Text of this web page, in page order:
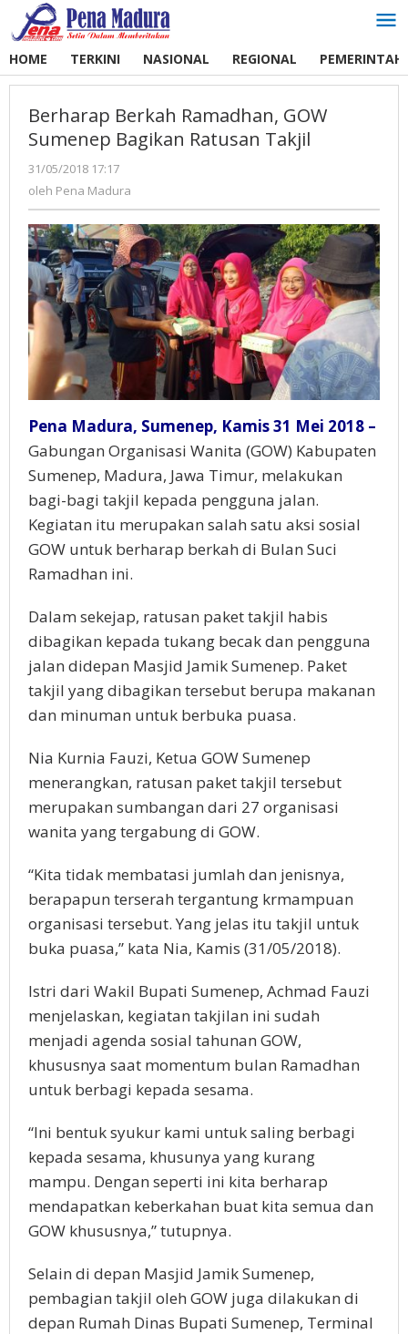
Lewati
ke
HOME TERKINI NASIONAL REGIONAL
Berharap Berkah Ramadhan, GOW
Sumenep Bagikan Ratusan Takjil
31/05/2018 17:17
Pena
oleh Pena Madura
Pena Madura, Sumenep, Kamis 31 Mei 2018 –
Gabungan Organisasi Wanita (GOW) Kabupaten
Sumenep, Madura, Jawa Timur, melakukan
bagi-bagi takjil kepada pengguna jalan.
Kegiatan itu merupakan salah satu aksi sosial
GOW untuk berharap berkah di Bulan Suci
Ramadhan ini.
Dalam sekejap, ratusan paket takjil habis
dibagikan kepada tukang becak dan pengguna
jalan didepan Masjid Jamik Sumenep. Paket
takjil yang dibagikan tersebut berupa makanan
dan minuman untuk berbuka puasa.
Nia Kurnia Fauzi, Ketua GOW Sumenep
menerangkan, ratusan paket takjil tersebut
merupakan sumbangan dari 27 organisasi
wanita yang tergabung di GOW.
“Kita tidak membatasi jumlah dan jenisnya,
berapapun terserah tergantung krmampuan
organisasi tersebut. Yang jelas itu takjil untuk
buka puasa,” kata Nia, Kamis (31/05/2018).
Istri dari Wakil Bupati Sumenep, Achmad Fauzi
menjelaskan, kegiatan takjilan ini sudah
menjadi agenda sosial tahunan GOW,
khususnya saat momentum bulan Ramadhan
untuk berbagi kepada sesama.
“Ini bentuk syukur kami untuk saling berbagi
kepada sesama, khusunya yang kurang
mampu. Dengan seperti ini kita berharap
mendapatkan keberkahan buat kita semua dan
GOW khususnya,” tutupnya.
Selain di depan Masjid Jamik Sumenep,
pembagian takjil oleh GOW juga dilakukan di
depan Rumah Dinas Bupati Sumenep, Terminal